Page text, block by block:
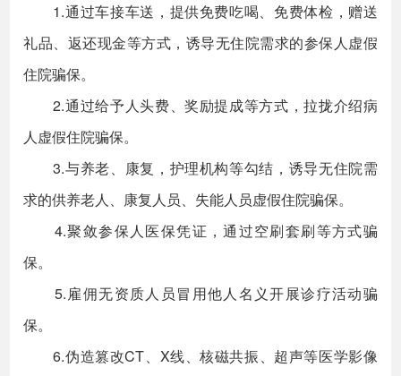
1.通过车接车送，提供免费吃喝、免费体检，赠送
礼品、返还现金等方式，诱导无住院需求的参保人虚假
住院骗保。
2.通过给予人头费、奖励提成等方式，拉拢介绍病
人虚假住院骗保。
3.与养老、康复，护理机构等勾结，诱导无住院需
求的供养老人、康复人员、失能人员虚假住院骗保。
4.聚敛参保人医保凭证，通过空刷套刷等方式骗
保。
5.雇佣无资质人员冒用他人名义开展诊疗活动骗
保。
6.伪造篡改CT、X线、核磁共振、超声等医学影像